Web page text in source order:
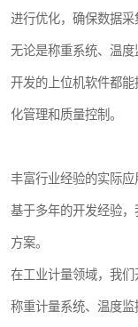
进行优化，确保数据采
无论是称重系统、温
开发的上位机软件都
化管理和质量控制。
丰富行业经验的实际应
基于多年的开发经验
方案。
在工业计量领域，我
称重计量系统、温度监